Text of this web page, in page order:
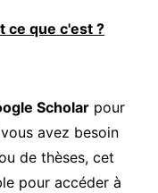
ce que c'est ?
Scholarpour
avez besoin
de thèses, cet
pour accéder à